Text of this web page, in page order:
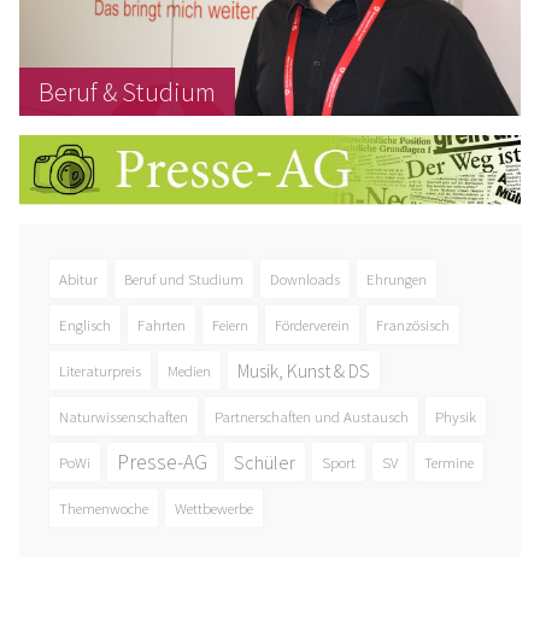
Beruf & Studium
Abitur Beruf und Studium Downloads Ehrungen
Englisch Fahrten Feiern Förderverein Französisch
Literaturpreis Medien Musik, Kunst & DS
Naturwissenschaften Partnerschaften und Austausch Physik
PoWi Presse-AG Schüler Sport SV Termine
Themenwoche Wettbewerbe